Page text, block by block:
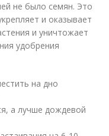
не было семян. Это
и оказывает
и уничтожает
удобрения
на дно
а лучше дождевой